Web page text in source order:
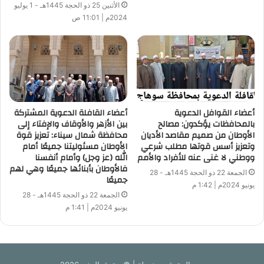
الجميع (محكمين ومتسابقين) المشاركة في هذه المسابقة العالمية
الكبيرة دون أن يضطروا إلى مغادرة بلادهم .
ويسرنا أن ننشر على موقعنا آليات إجراء هذه المسابقة العالمية
التي تقوم بها وزارة العدل والشئون الإسلامية والأوقاف البحرينية ،
مع تمنياتنا لأشقائنا البحرينيين بكل السداد والتوفيق ، وأن تكون هذه
المسابقة إسهامًا كبيرًا في خدمة كتاب الله ( عزّ وجلّ ) وخدمة أهله
وإكرام حفظته .
الأثنين 25 ذو الحجة 1445هـ - 1 يوليو
2024م | 11:01 ص
أعضاء القوافل الدعوية
بالمحافظات يؤكدون: مصالح
الأوطان من صميم مقاصد الأديان
وتعزيز أسس قوتها مطلب شرعي
ووطني لا غنى عنه للأفراد والأمم
الجمعة 22 ذو الحجة 1445هـ - 28
يونيو 2024م | 1:42 م
أعضاء القافلة الدعوية المشتركة
بين الأزهر والأوقاف والإفتاء إلى
محافظة شمال سيناء: تعزيز قوة
الأوطان مسئوليتنا جميعًا أمام
الله (عز وجل) وأمام أنفسنا
فالأوطان بأبنائها جميعًا وهي لهم
جميعًا
الجمعة 22 ذو الحجة 1445هـ - 28
يونيو 2024م | 1:41 م